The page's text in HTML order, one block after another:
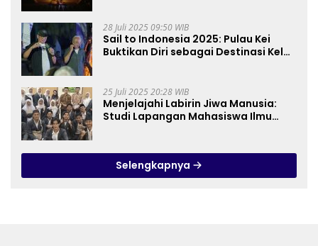
28 Juli 2025 09:50 WIB
Sail to Indonesia 2025: Pulau Kei
Buktikan Diri sebagai Destinasi Kelas
25 Juli 2025 20:28 WIB
Menjelajahi Labirin Jiwa Manusia:
Studi Lapangan Mahasiswa Ilmu
Selengkapnya